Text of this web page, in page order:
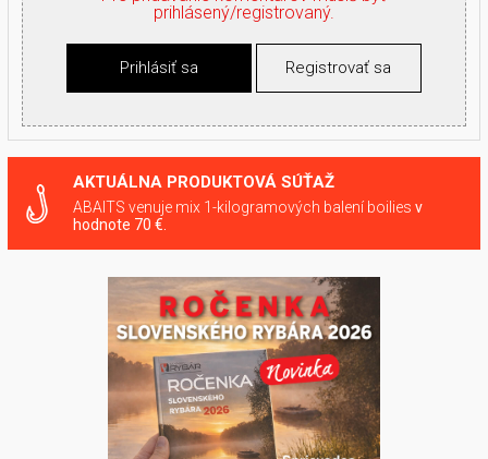
prihlásený/registrovaný.
Prihlásiť sa Registrovať sa
AKTUÁLNA PRODUKTOVÁ SÚŤAŽ
ABAITS venuje mix 1-kilogramových balení boilies v
hodnote 70 €.